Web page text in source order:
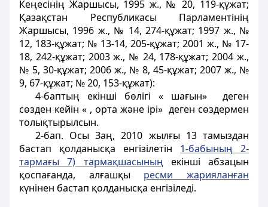
Кеңесінің Жаршысы, 1995 ж., № 20, 119-құжат;
Қазақстан Республикасы Парламентінің
Жаршысы, 1996 ж., № 14, 274-құжат; 1997 ж., №
12, 183-құжат; № 13-14, 205-құжат; 2001 ж., № 17-
18, 242-құжат; 2003 ж., № 24, 178-құжат; 2004 ж.,
№ 5, 30-құжат; 2006 ж., № 8, 45-құжат; 2007 ж., №
9, 67-құжат; № 20, 153-құжат):
4-баптың екінші бөлігі « шағын» деген
сөзден кейін « , орта және ірі» деген сөздермен
толықтырылсын.
2-бап. Осы Заң, 2010 жылғы 13 тамыздан
бастап қолданысқа енгізілетін 1-бабының 2-
тармағы 7) тармақшасының екінші абзацын
қоспағанда, алғашқы ресми жарияланған
күнінен бастап қолданысқа енгізіледі.